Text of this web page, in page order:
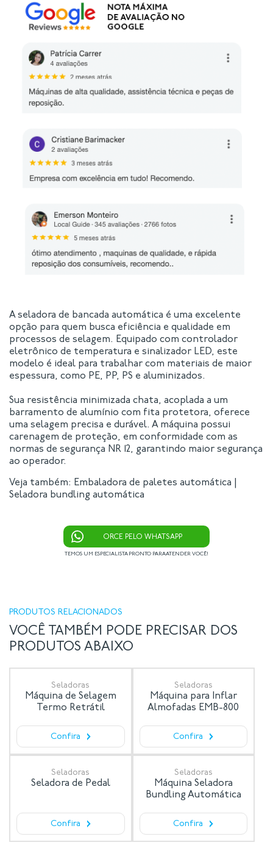
A seladora de bancada automática é uma excelente
opção para quem busca eficiência e qualidade em
processos de selagem. Equipado com controlador
eletrônico de temperatura e sinalizador LED, este
modelo é ideal para trabalhar com materiais de maior
espessura, como PE, PP, PS e aluminizados.
Sua resistência minimizada chata, acoplada a um
barramento de alumínio com fita protetora, oferece
uma selagem precisa e durável. A máquina possui
carenagem de proteção, em conformidade com as
normas de segurança NR 12, garantindo maior segurança
ao operador.
Veja também: Embaladora de paletes automática
Seladora bundling automática
ORCE PELO WHATSAPP
TEMOS UM ESPECIALISTA PRONTO PARA ATENDER VOCÊ!
PRODUTOS RELACIONADOS
VOCÊ TAMBÉM PODE PRECISAR DOS
PRODUTOS ABAIXO
Seladoras
Máquina de Selagem
Termo Retrátil
Confira ›
Seladoras
Máquina para Inflar
Almofadas EMB-800
Confira ›
Seladoras
Seladora de Pedal
Confira ›
Seladoras
Máquina Seladora
Bundling Automática
Confira ›